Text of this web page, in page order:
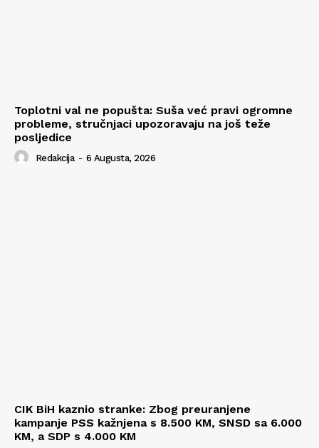
Toplotni val ne popušta: Suša već pravi ogromne
probleme, stručnjaci upozoravaju na još teže
posljedice
Redakcija - 6 Augusta, 2026
CIK BiH kaznio stranke: Zbog preuranjene
kampanje PSS kažnjena s 8.500 KM, SNSD sa 6.000
KM, a SDP s 4.000 KM